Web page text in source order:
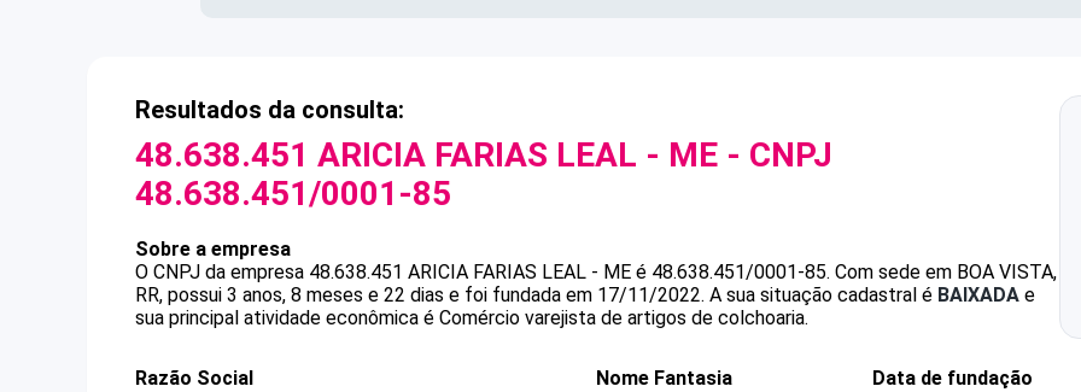
Resultados da consulta:
48.638.451 ARICIA FARIAS LEAL - ME - CNPJ
48.638.451/0001-85
Sobre a empresa
O CNPJ da empresa 48.638.451 ARICIA FARIAS LEAL - ME é 48.638.451/0001-85. Com sede em BOA VISTA,
RR, possui 3 anos, 8 meses e 22 dias e foi fundada em 17/11/2022. A sua situação cadastral é BAIXADA e
sua principal atividade econômica é Comércio varejista de artigos de colchoaria.
Razão Social
Nome Fantasia
Data de fundação